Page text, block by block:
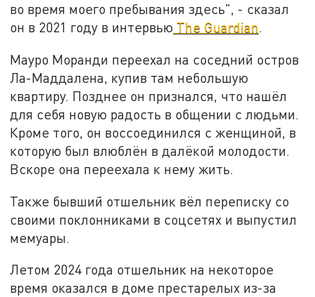
во время моего пребывания здесь", - сказал
он в 2021 году в интервью The Guardian.
Мауро Моранди переехал на соседний остров
Ла-Маддалена, купив там небольшую
квартиру. Позднее он признался, что нашёл
для себя новую радость в общении с людьми.
Кроме того, он воссоединился с женщиной, в
которую был влюблён в далёкой молодости.
Вскоре она переехала к нему жить.
Также бывший отшельник вёл переписку со
своими поклонниками в соцсетях и выпустил
мемуары.
Летом 2024 года отшельник на некоторое
время оказался в доме престарелых из-за